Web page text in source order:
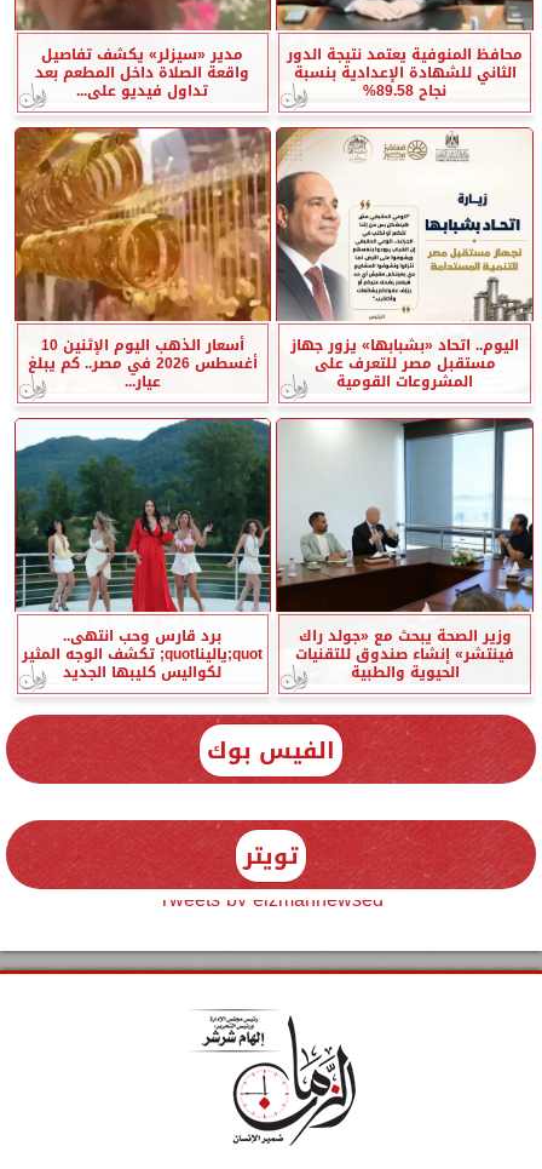
محافظ المنوفية يعتمد نتيجة الدور
الثاني للشهادة الإعدادية بنسبة
نجاح 89.58%
مدير «سيزلر» يكشف تفاصيل
واقعة الصلاة داخل المطعم بعد
تداول فيديو على...
اليوم.. اتحاد «بشبابها» يزور جهاز
مستقبل مصر للتعرف على
المشروعات القومية
أسعار الذهب اليوم الإثنين 10
أغسطس 2026 في مصر.. كم يبلغ
عيار...
وزير الصحة يبحث مع «جولد راك
فينتشر» إنشاء صندوق للتقنيات
الحيوية والطبية
برد قارس وحب انتهى..
quot;ياليناquot; تكشف الوجه المثير
لكواليس كليبها الجديد
الفيس بوك
تويتر
Tweets by elzmannewseg